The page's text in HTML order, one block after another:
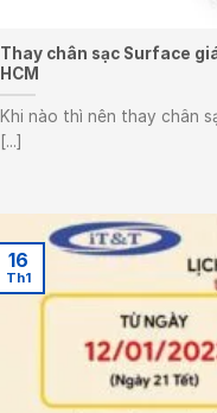
Thay chân sạc Surface
HCM
Khi nào thì nên thay chân
[...]
16
Th1